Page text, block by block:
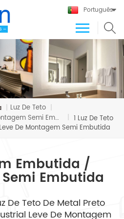
Português
| Luz De Teto |
Montagem Embutida / Montagem Semi Embutida
| 1 Luz De Teto
De Montagem Semi Embutida
Embutida /
Embutida
De Teto De Metal Preto
Leve De Montagem